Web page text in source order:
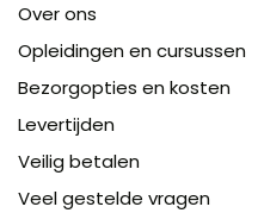
Over ons
Opleidingen en cursussen
Bezorgopties en kosten
Levertijden
Veilig betalen
Veel gestelde vragen